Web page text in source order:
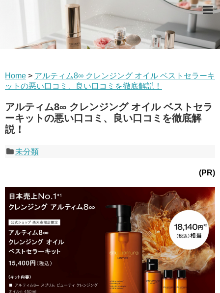
Home > アルティム8∞ クレンジング オイル ベストセラーキ
ットの悪い口コミ、良い口コミを徹底解説！
アルティム8∞ クレンジング オイル ベストセラ
ーキットの悪い口コミ、良い口コミを徹底解
説！
未分類
(PR)